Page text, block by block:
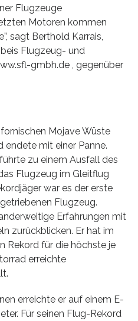
Flugzeuge
Motoren kommen
sagt Berthold Karrais,
Flugzeug- und
gmbh.de , gegenüber
Mojave Wüste
endete mit einer Panne.
zu einem Ausfall des
Flugzeug im Gleitflug
war es der erste
Flugzeug.
Erfahrungen mit
zurückblicken. Er hat im
Rekord für die höchste je
erreichte
erreichte er auf einem E-
Für seinen Flug-Rekord